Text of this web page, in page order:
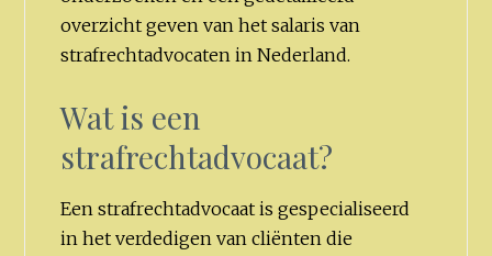
overzicht geven van het salaris van
strafrechtadvocaten in Nederland.
Wat is een
strafrechtadvocaat?
Een strafrechtadvocaat is gespecialiseerd
in het verdedigen van cliënten die